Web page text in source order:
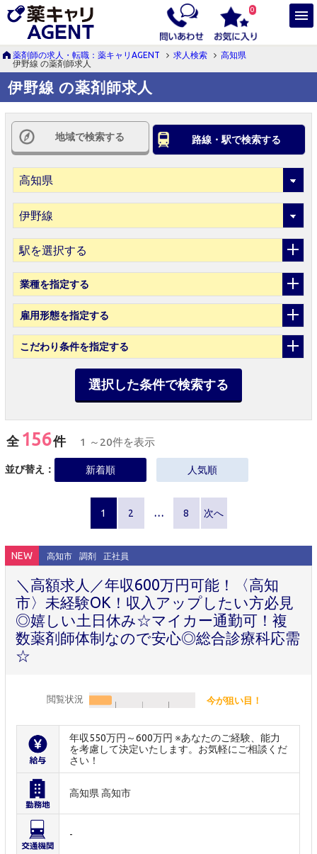
0
薬剤師の求人・転職：薬キャリAGENT 求人検索
高知県
伊野線 の薬剤師求人
伊野線 の薬剤師求人
地域で検索する 路線・駅で検索する
駅を選択する
業種を指定する
雇用形態を指定する
こだわり条件を指定する
選択した条件で検索する
全 156件 1 ～20件を表示
並び替え： 新着順 人気順
1 2 … 8 次へ
NEW 高知市 調剤 正社員
＼高額求人／年収600万円可能！〈高知
市〉未経験OK！収入アップしたい方必見
◎嬉しい土日休み☆マイカー通勤可！複
数薬剤師体制なので安心◎総合診療科応需
☆
閲覧状況 今が狙い目！
年収550万円～600万円 ※あなたのご経験、能力
を考慮して決定いたします。お気軽にご相談くだ
さい！
高知県 高知市
-